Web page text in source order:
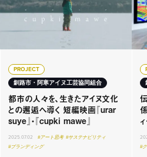
PROJECT
釧路市・阿寒アイヌ工芸協同組合
都市の人々を、生きたアイヌ文化
との邂逅へ導く 短編映画『urar
suye』・『cupki mawe』
2025.07.02 #アート思考 #サステナビリティ
#ブランディング
#